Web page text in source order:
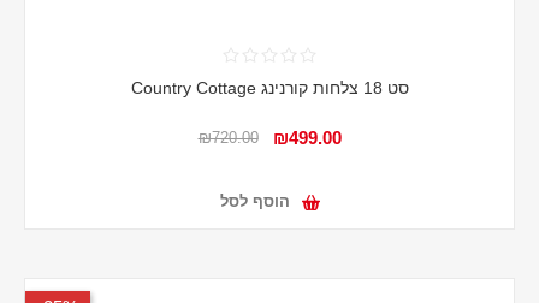
סט 18 צלחות קורנינג Country Cottage
₪499.00
₪720.00
הוסף לסל